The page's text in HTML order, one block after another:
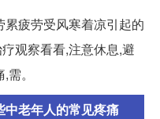
疲劳受风寒着凉引起的
观察看看,注意休息,避
。
老年人的常见疼痛